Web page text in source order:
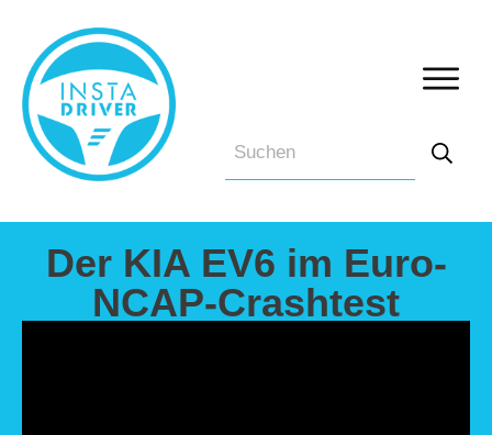
Der KIA EV6 im Euro-
NCAP-Crashtest